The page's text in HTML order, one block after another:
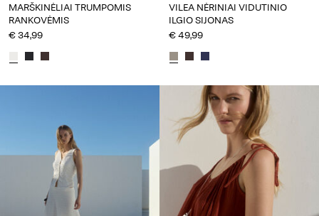
MARŠKINĖLIAI TRUMPOMIS
RANKOVĖMIS
€ 34,99
CE_spot02_IMAGE_linked_wk20_15-05-26_colours
VILEA NĖRINIAI VIDUTINIO
ILGIO SIJONAS
€ 49,99